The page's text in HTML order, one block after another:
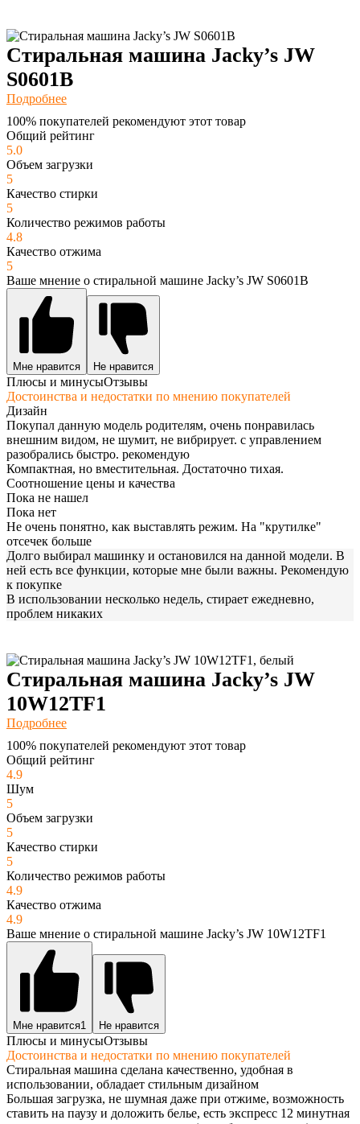
Стиральная машина Jacky’s JW
S0601B
Подробнее
100% покупателей рекомендуют этот товар
Общий рейтинг
5.0
Объем загрузки
5
Качество стирки
5
Количество режимов работы
4.8
Качество отжима
5
Ваше мнение о стиральной машине Jacky’s JW S0601B
Мне нравится Не нравится
Плюсы и минусыОтзывы
Достоинства и недостатки по мнению покупателей
Дизайн
Покупал данную модель родителям, очень понравилась
внешним видом, не шумит, не вибрирует. с управлением
разобрались быстро. рекомендую
Компактная, но вместительная. Достаточно тихая.
Соотношение цены и качества
Пока не нашел
Пока нет
Не очень понятно, как выставлять режим. На "крутилке"
отсечек больше
Долго выбирал машинку и остановился на данной модели. В
ней есть все функции, которые мне были важны. Рекомендую
к покупке
В использовании несколько недель, стирает ежедневно,
проблем никаких
Стиральная машина Jacky’s JW
10W12TF1
Подробнее
100% покупателей рекомендуют этот товар
Общий рейтинг
4.9
Шум
5
Объем загрузки
5
Качество стирки
5
Количество режимов работы
4.9
Качество отжима
4.9
Ваше мнение о стиральной машине Jacky’s JW 10W12TF1
Мне нравится1 Не нравится
Плюсы и минусыОтзывы
Достоинства и недостатки по мнению покупателей
Стиральная машина сделана качественно, удобная в
использовании, обладает стильным дизайном
Большая загрузка, не шумная даже при отжиме, возможность
ставить на паузу и доложить белье, есть экспресс 12 минутная